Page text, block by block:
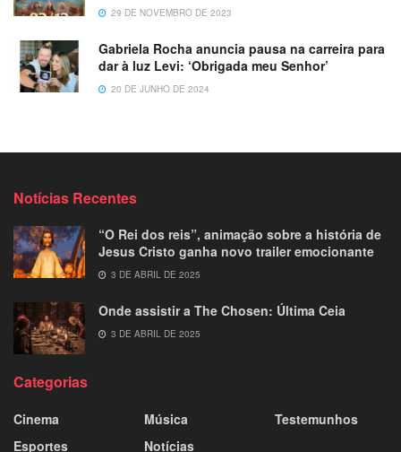
29 DE NOVEMBRO DE 2023
Gabriela Rocha anuncia pausa na carreira para
dar à luz Levi: ‘Obrigada meu Senhor’
20 DE JUNHO DE 2024
Notícias Recentes
“O Rei dos reis”, animação sobre a história de
Jesus Cristo ganha novo trailer emocionante
3 DE ABRIL DE 2025
Onde assistir a The Chosen: Última Ceia
3 DE ABRIL DE 2025
Categorias
Cinema
Esportes
Música
Notícias
Testemunhos